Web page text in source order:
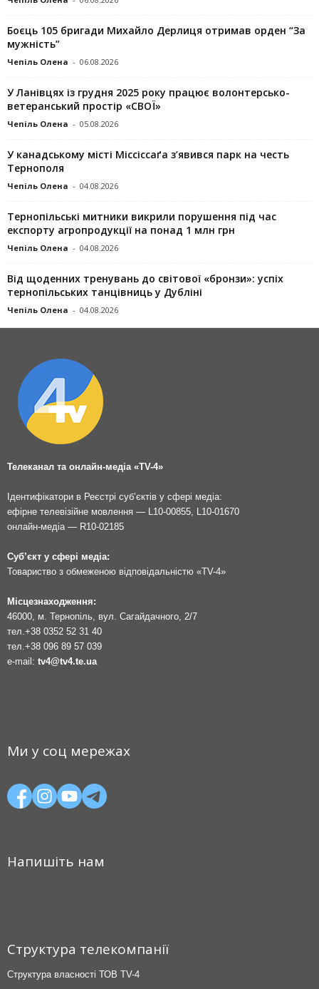
Боєць 105 бригади Михайло Дерлиця отримав орден “За
мужність”
Чепіль Олена - 06.08.2026
У Ланівцях із грудня 2025 року працює волонтерсько-
ветеранський простір «СВОЇ»
Чепіль Олена - 05.08.2026
У канадському місті Міссіссаґа з’явився парк на честь
Тернополя
Чепіль Олена - 04.08.2026
Тернопільські митники викрили порушення під час
експорту агропродукції на понад 1 млн грн
Чепіль Олена - 04.08.2026
Від щоденних тренувань до світової «бронзи»: успіх
тернопільських танцівниць у Дубліні
Чепіль Олена - 04.08.2026
Телеканал та онлайн-медіа «TV-4»
Ідентифікатори в Реєстрі суб’єктів у сфері медіа:
ефірне телевізійне мовлення — L10-00855, L10-01670
онлайн-медіа — R10-02185
Суб’єкт у сфері медіа:
Товариство з обмеженою відповідальністю «TV-4»
Місцезнаходження:
46000, м. Тернопіль, вул. Сагайдачного, 2/7
тел. +38 0352 52 31 40
тел. +38 096 89 57 039
e-mail: tv4@tv4.te.ua
Ми у соц мережах
Напишіть нам
Структура телекомпанії
Структура власності ТОВ TV-4